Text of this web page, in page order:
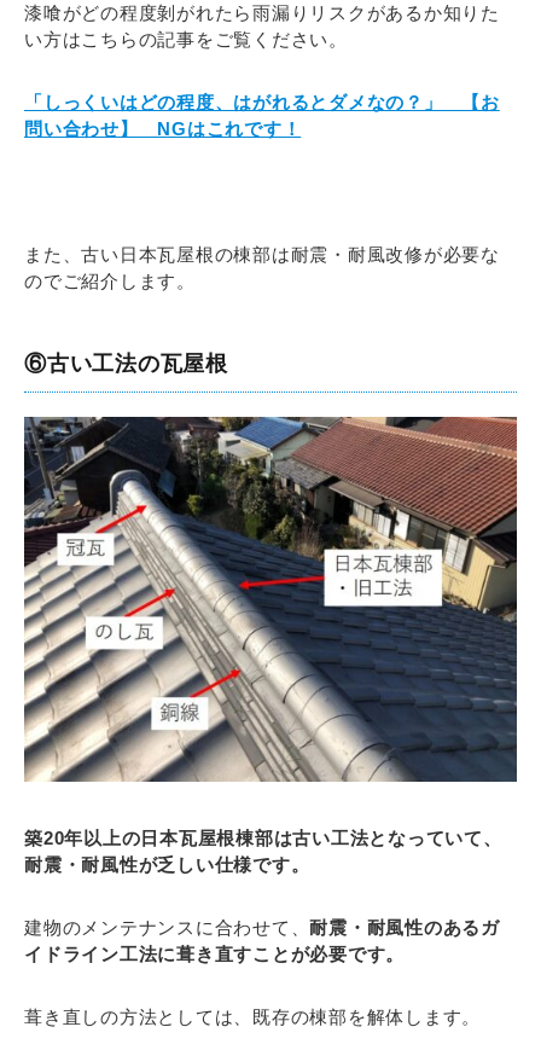
漆喰がどの程度剝がれたら雨漏りリスクがあるか知りた
い方はこちらの記事をご覧ください。
「しっくいはどの程度、はがれるとダメなの？」 【お
問い合わせ】 NGはこれです！
また、古い日本瓦屋根の棟部は耐震・耐風改修が必要な
のでご紹介します。
⑥古い工法の瓦屋根
築20年以上の日本瓦屋根棟部は古い工法となっていて、
耐震・耐風性が乏しい仕様です。
建物のメンテナンスに合わせて、耐震・耐風性のあるガ
イドライン工法に葺き直すことが必要です。
葺き直しの方法としては、既存の棟部を解体します。